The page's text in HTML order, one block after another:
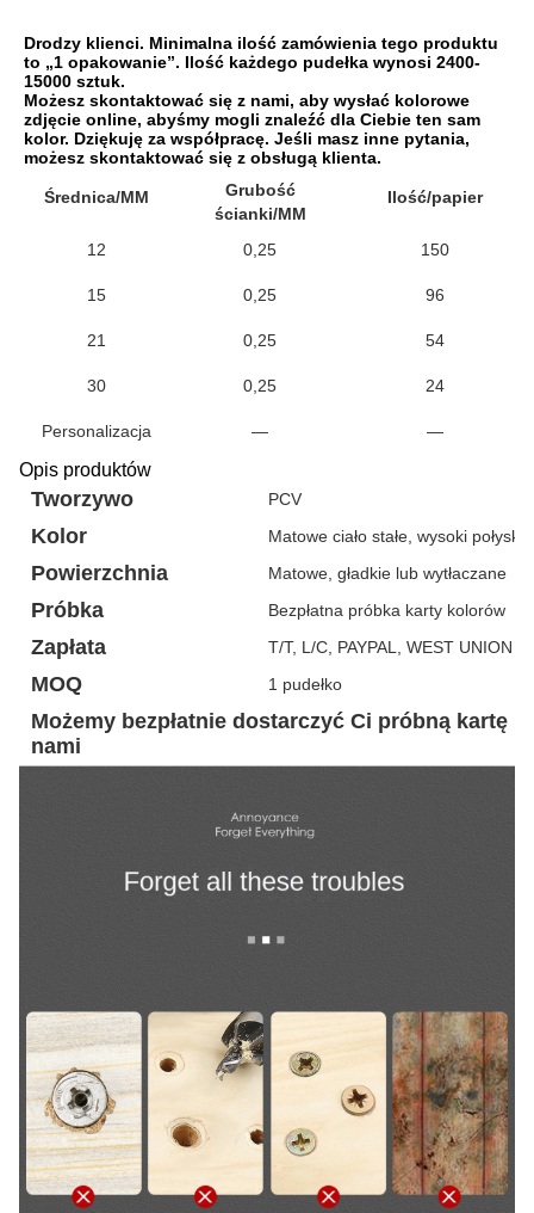
Drodzy klienci. Minimalna ilość zamówienia tego produktu
to „1 opakowanie”. Ilość każdego pudełka wynosi 2400-
15000 sztuk.
Możesz skontaktować się z nami, aby wysłać kolorowe
zdjęcie online, abyśmy mogli znaleźć dla Ciebie ten sam
kolor. Dziękuję za współpracę. Jeśli masz inne pytania,
możesz skontaktować się z obsługą klienta.
Średnica/MM
Grubość
ścianki/MM
Ilość/papier
12 0,25 150
15 0,25 96
21 0,25 54
30 0,25 24
Personalizacja — —
Opis produktów
Tworzywo PCV
Kolor Matowe ciało stałe, wysoki
Powierzchnia Matowe, gładkie lub wytłaczane
Próbka Bezpłatna próbka karty kolorów
Zapłata T/T, L/C, PAYPAL, WEST UNION
MOQ 1 pudełko
Możemy bezpłatnie dostarczyć Ci próbną kartę
nami